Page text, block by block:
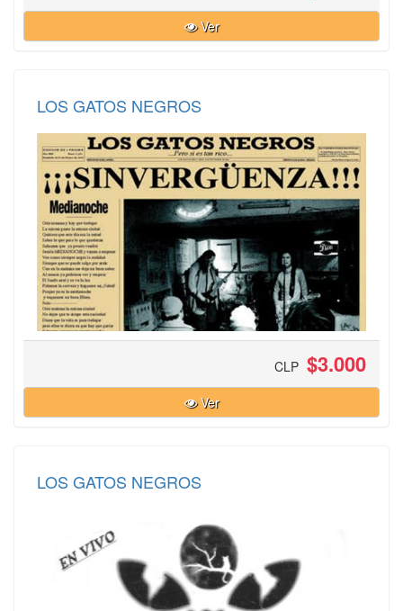
Ver
LOS GATOS NEGROS
CLP $3.000
Ver
LOS GATOS NEGROS